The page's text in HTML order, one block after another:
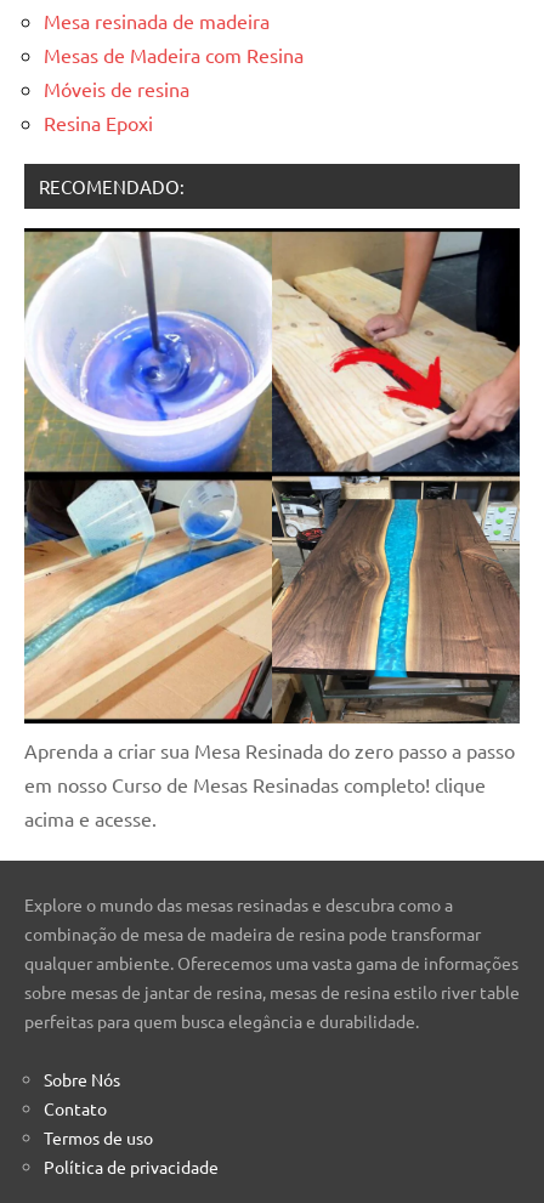
Mesa resinada de madeira
Mesas de Madeira com Resina
Móveis de resina
Resina Epoxi
RECOMENDADO:
Aprenda a criar sua Mesa Resinada do zero passo a passo
em nosso Curso de Mesas Resinadas completo! clique
acima e acesse.
Explore o mundo das mesas resinadas e descubra como a
combinação de mesa de madeira de resina pode transformar
qualquer ambiente. Oferecemos uma vasta gama de informações
sobre mesas de jantar de resina, mesas de resina estilo river table
perfeitas para quem busca elegância e durabilidade.
Sobre Nós
Contato
Termos de uso
Política de privacidade